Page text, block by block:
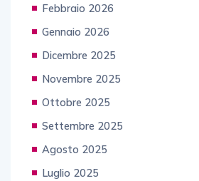
Febbraio 2026
Gennaio 2026
Dicembre 2025
Novembre 2025
Ottobre 2025
Settembre 2025
Agosto 2025
Luglio 2025